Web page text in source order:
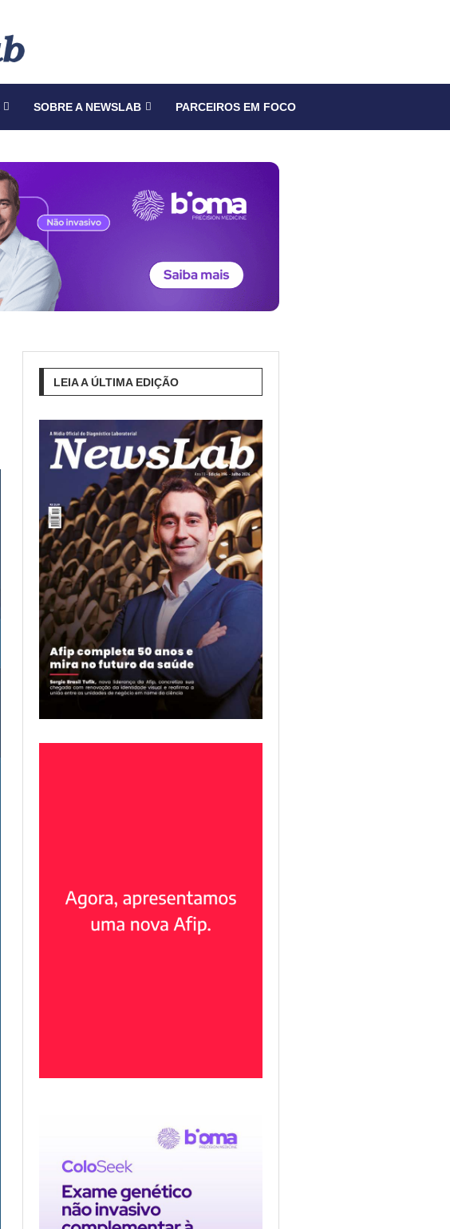
SOBRE A NEWSLAB PARCEIROS EM FOCO
LEIA A ÚLTIMA EDIÇÃO